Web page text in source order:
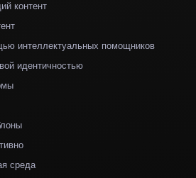
контент
интеллектуальных помощников
идентичностью
среда